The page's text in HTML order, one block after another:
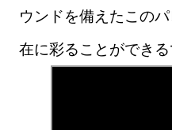
ウンドを備えたこの
在に彩ることができる